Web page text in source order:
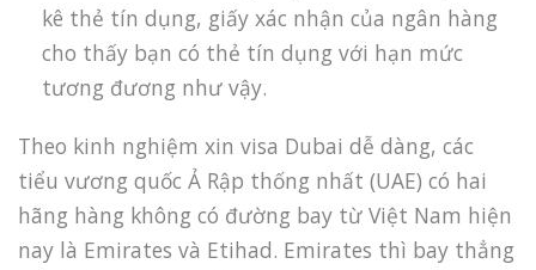
kê thẻ tín dụng, giấy xác nhận của ngân hàng
cho thấy bạn có thẻ tín dụng với hạn mức
tương đương như vậy.
Theo kinh nghiệm xin visa Dubai dễ dàng, các
tiểu vương quốc Ả Rập thống nhất (UAE) có hai
hãng hàng không có đường bay từ Việt Nam hiện
nay là Emirates và Etihad. Emirates thì bay thẳng